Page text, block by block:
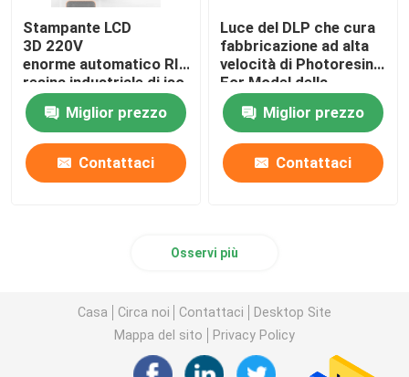
Stampante LCD
3D 220V
enorme automatico RITON della
resina industriale di iso
13485
Miglior prezzo
Contattaci
Luce del DLP che cura
fabbricazione ad alta
velocità di Photoresin
For Model della
stampante 3d
Miglior prezzo
Contattaci
Osservi più
Casa Circa noi Contattaci
Desktop Site
Mappa del sito
Privacy Policy